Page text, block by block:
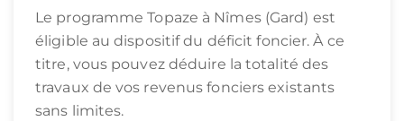
Le programme Topaze à Nîmes (Gard) est
éligible au dispositif du déficit foncier. À ce
titre, vous pouvez déduire la totalité des
travaux de vos revenus fonciers existants
sans limites.